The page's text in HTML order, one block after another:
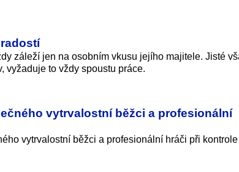
záleží jen na osobním vkusu jejího majitele. Jisté
vyžaduje to vždy spoustu práce.
vytrvalostní běžci a profesionální
vytrvalostní běžci a profesionální hráči při kontrole